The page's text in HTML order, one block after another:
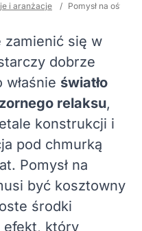
i aranżacje / Pomysł na
zamienić się w
dobrze
światło
relaksu,
konstrukcji i
pod chmurką
Pomysł na
być kosztowny
środki
efekt, który